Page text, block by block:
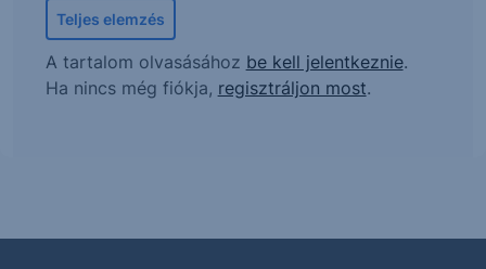
Teljes elemzés
A tartalom olvasásához be kell jelentkeznie.
Ha nincs még fiókja, regisztráljon most.